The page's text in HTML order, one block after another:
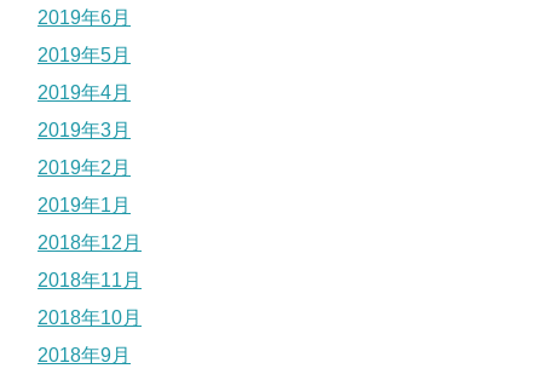
2019年6月
2019年5月
2019年4月
2019年3月
2019年2月
2019年1月
2018年12月
2018年11月
2018年10月
2018年9月